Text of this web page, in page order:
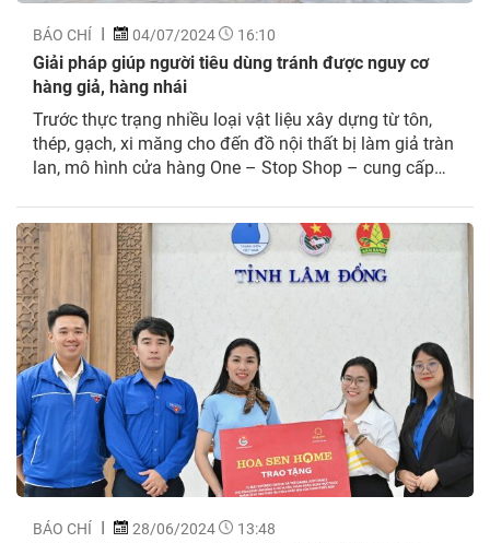
BÁO CHÍ 04/07/2024 16:10
Giải pháp giúp người tiêu dùng tránh được nguy cơ
hàng giả, hàng nhái
Trước thực trạng nhiều loại vật liệu xây dựng từ tôn,
thép, gạch, xi măng cho đến đồ nội thất bị làm giả tràn
lan, mô hình cửa hàng One – Stop Shop – cung cấp
cầu của khách hàng, trở thành giải pháp...
BÁO CHÍ 28/06/2024 13:48